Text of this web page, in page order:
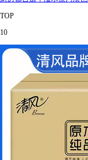
TOP
10